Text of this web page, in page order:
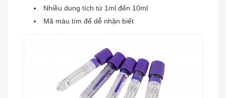
Nhiều dung tích từ 1ml đến 10ml
Mã màu tím để dễ nhận biết